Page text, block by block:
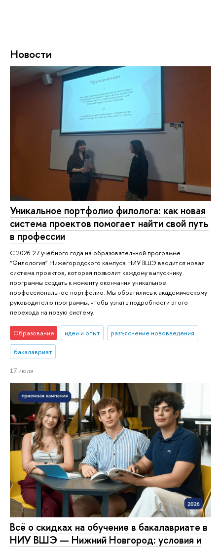
Новости
Уникальное портфолио филолога: как новая
система проектов помогает найти свой путь
в профессии
С 2026-27 учебного года на образовательной программе
“Филология” Нижегородского кампуса НИУ ВШЭ вводится новая
система проектов, которая позволит каждому выпускнику
программы создать к моменту окончания уникальное
профессиональное портфолио. Мы обратились к академическому
руководителю программы, чтобы узнать подробности этого
перехода на новую систему.
Образование идеи и опыт разъяснение нововведения
бакалавриат
17 июля
Всё о скидках на обучение в бакалавриате в
НИУ ВШЭ — Нижний Новгород: условия и